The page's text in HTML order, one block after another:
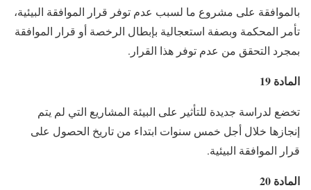
بالموافقة على مشروع ما لسبب عدم توفر قرار الموافقة البيئية،
تأمر المحكمة وبصفة استعجالية بإبطال الرخصة أو قرار الموافقة
بمجرد التحقق من عدم توفر هذا القرار.
المادة 19
تخضع لدراسة جديدة للتأثير على البيئة المشاريع التي لم يتم
إنجازها خلال أجل خمس سنوات ابتداء من تاريخ الحصول على
قرار الموافقة البيئية.
المادة 20